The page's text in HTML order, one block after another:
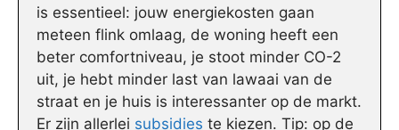
is essentieel: jouw energiekosten gaan
meteen flink omlaag, de woning heeft een
beter comfortniveau, je stoot minder CO-2
uit, je hebt minder last van lawaai van de
straat en je huis is interessanter op de markt.
Er zijn allerlei subsidies te kiezen. Tip: op de